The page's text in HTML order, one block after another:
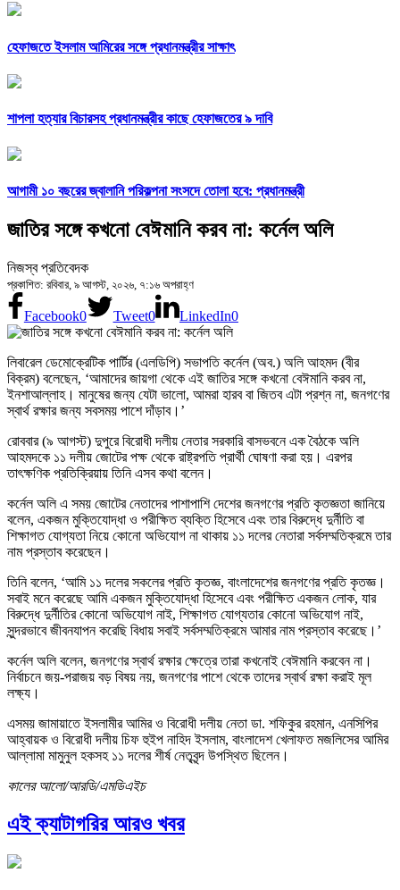
হেফাজতে ইসলাম আমিরের সঙ্গে প্রধানমন্ত্রীর সাক্ষাৎ
শাপলা হত্যার বিচারসহ প্রধানমন্ত্রীর কাছে হেফাজতের ৯ দাবি
আগামী ১০ বছরের জ্বালানি পরিকল্পনা সংসদে তোলা হবে: প্রধানমন্ত্রী
জাতির সঙ্গে কখনো বেঈমানি করব না: কর্নেল অলি
নিজস্ব প্রতিবেদক
প্রকাশিত: রবিবার, ৯ আগস্ট, ২০২৬, ৭:১৬ অপরাহ্ণ
Facebook0 Tweet0 LinkedIn0
লিবারেল ডেমোক্রেটিক পার্টির (এলডিপি) সভাপতি কর্নেল (অব.) অলি আহমদ (বীর
বিক্রম) বলেছেন, ‘আমাদের জায়গা থেকে এই জাতির সঙ্গে কখনো বেঈমানি করব না,
ইনশাআল্লাহ। মানুষের জন্য যেটা ভালো, আমরা হারব বা জিতব এটা প্রশ্ন না, জনগণের
স্বার্থ রক্ষার জন্য সবসময় পাশে দাঁড়াব।’
রোববার (৯ আগস্ট) দুপুরে বিরোধী দলীয় নেতার সরকারি বাসভবনে এক বৈঠকে অলি
আহমদকে ১১ দলীয় জোটের পক্ষ থেকে রাষ্ট্রপতি প্রার্থী ঘোষণা করা হয়। এরপর
তাৎক্ষণিক প্রতিক্রিয়ায় তিনি এসব কথা বলেন।
কর্নেল অলি এ সময় জোটের নেতাদের পাশাপাশি দেশের জনগণের প্রতি কৃতজ্ঞতা জানিয়ে
বলেন, একজন মুক্তিযোদ্ধা ও পরীক্ষিত ব্যক্তি হিসেবে এবং তার বিরুদ্ধে দুর্নীতি বা
শিক্ষাগত যোগ্যতা নিয়ে কোনো অভিযোগ না থাকায় ১১ দলের নেতারা সর্বসম্মতিক্রমে তার
নাম প্রস্তাব করেছেন।
তিনি বলেন, ‘আমি ১১ দলের সকলের প্রতি কৃতজ্ঞ, বাংলাদেশের জনগণের প্রতি কৃতজ্ঞ।
সবাই মনে করেছে আমি একজন মুক্তিযোদ্ধা হিসেবে এবং পরীক্ষিত একজন লোক, যার
বিরুদ্ধে দুর্নীতির কোনো অভিযোগ নাই, শিক্ষাগত যোগ্যতার কোনো অভিযোগ নাই,
সুন্দরভাবে জীবনযাপন করেছি বিধায় সবাই সর্বসম্মতিক্রমে আমার নাম প্রস্তাব করেছে।’
কর্নেল অলি বলেন, জনগণের স্বার্থ রক্ষার ক্ষেত্রে তারা কখনোই বেঈমানি করবেন না।
নির্বাচনে জয়-পরাজয় বড় বিষয় নয়, জনগণের পাশে থেকে তাদের স্বার্থ রক্ষা করাই মূল
লক্ষ্য।
এসময় জামায়াতে ইসলামীর আমির ও বিরোধী দলীয় নেতা ডা. শফিকুর রহমান, এনসিপির
আহ্বায়ক ও বিরোধী দলীয় চিফ হুইপ নাহিদ ইসলাম, বাংলাদেশ খেলাফত মজলিসের আমির
আল্লামা মামুনুল হকসহ ১১ দলের শীর্ষ নেতৃবৃন্দ উপস্থিত ছিলেন।
কালের আলো/আরডি/এমডিএইচ
এই ক্যাটাগরির আরও খবর